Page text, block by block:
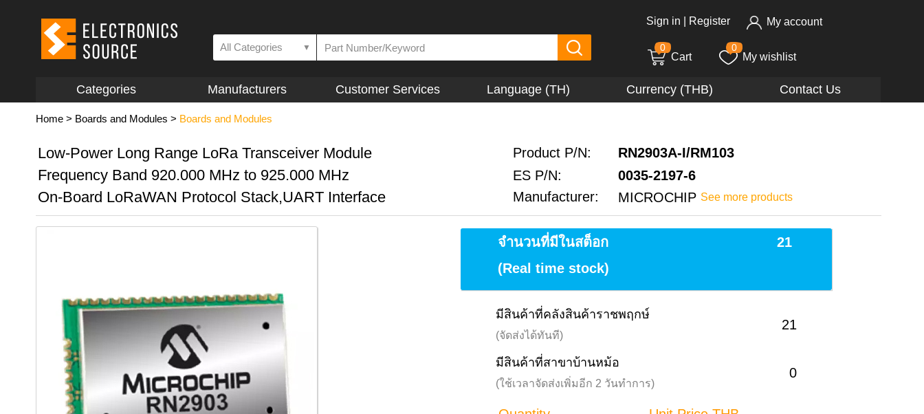
All Categories ▼
Sign in Register My account
0
Cart
0
My wishlist
Categories Manufacturers Customer Services Language (TH) Currency (THB) Contact Us
Home > Boards and Modules > Boards and Modules
Low-Power Long Range LoRa Transceiver Module Product P/N: RN2903A-I/RM103
Frequency Band 920.000 MHz to 925.000 MHz ES P/N: 0035-2197-6
On-Board LoRaWAN Protocol Stack,UART Interface Manufacturer: MICROCHIP See more products
จำนวนที่มีในสต็อก
21
(Real time stock)
มีสินค้าที่คลังสินค้าราชพฤกษ์
(จัดส่งได้ทันที)
21
มีสินค้าที่สาขาบ้านหม้อ
(ใช้เวลาจัดส่งเพิ่มอีก 2 วันทำการ)
0